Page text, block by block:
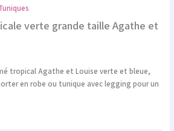
verte grande taille Agathe et
tropical Agathe et Louise verte et bleue,
en robe ou tunique avec legging pour un